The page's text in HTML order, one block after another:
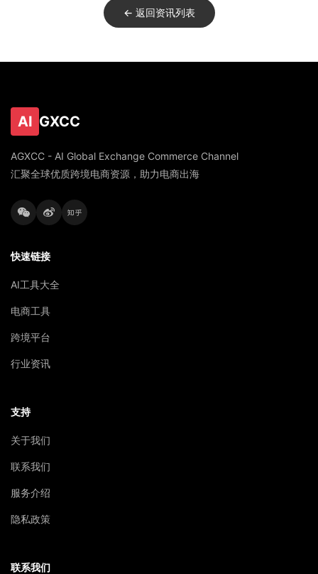
← 返回资讯列表
AI GXCC
AGXCC - AI Global Exchange Commerce Channel
汇聚全球优质跨境电商资源，助力电商出海
快速链接
AI工具大全
电商工具
跨境平台
行业资讯
支持
关于我们
联系我们
服务介绍
隐私政策
联系我们